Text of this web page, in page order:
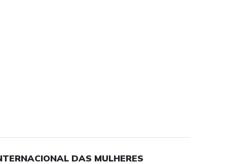
DAS MULHERES